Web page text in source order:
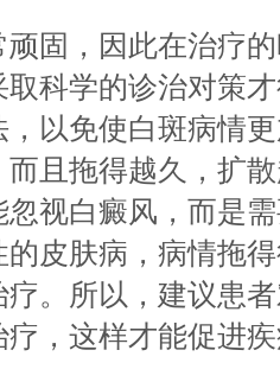
，因此在治疗的
科学的诊治对策
，以免使白斑病情
且拖得越久，扩
忽视白癜风，而是
的皮肤病，病情拖
。所以，建议患
，这样才能促进